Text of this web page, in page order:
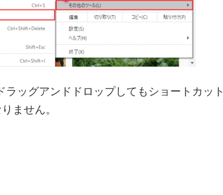
ッグアンドドロップしてもショートカット
ません。